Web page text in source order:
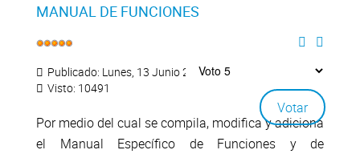
MANUAL DE FUNCIONES
Publicado: Lunes, 13 Junio 2016 14:02
Visto: 10491
Por medio del cual se compila, modifica y adiciona
el Manual Específico de Funciones y de